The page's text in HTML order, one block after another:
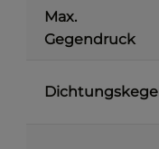
Max.
Gegendruck
Dichtungskegel